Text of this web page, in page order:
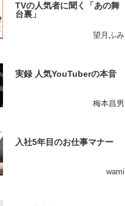
TVの人気者に聞く「あの舞
台裏」
望月ふみ
実録 人気YouTuberの本音
梅本昌男
入社5年目のお仕事マナー
wami